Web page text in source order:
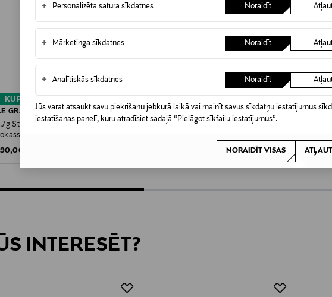
+ Personalizēta satura sīkdatnes Noraidīt
+ Mārketinga sīkdatnes Noraidīt
+ Analītiskās sīkdatnes Noraidīt
Jūs varat atsaukt savu piekrišanu jebkurā laikā vai mainīt savus sīkdatņu iestatījumus
iestatīšanas panelī, kuru atradīsiet sadaļā “Pielāgot sīkfailu iestatījumus”.
NORAIDĪT VISAS
KUPONA PRIEKŠROCĪBA
GRAMME
Sterling Silver Black Cord
Price
€
LE GRAMME
1.7g Sterling Silver Red Cord
LE
7g
INTERESĒT?